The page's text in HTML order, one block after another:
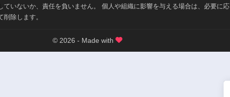
ていないか、責任を負いません。 個人や組織に影響を与える場合は、必要に応
削除します。
© 2026 - Made with